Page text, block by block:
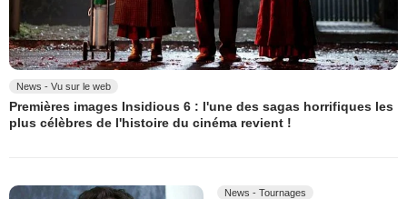
News - Vu sur le web
Premières images Insidious 6 : l'une des sagas horrifiques les
plus célèbres de l'histoire du cinéma revient !
News - Tournages